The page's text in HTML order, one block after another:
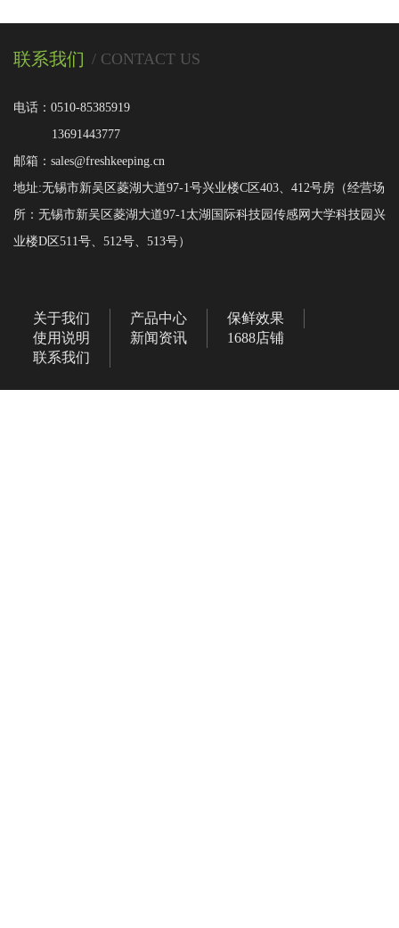
联系我们 / CONTACT US
电话：0510-85385919
13691443777
邮箱：sales@freshkeeping.cn
地址:无锡市新吴区菱湖大道97-1号兴业楼C区403、412号房（经营场
所：无锡市新吴区菱湖大道97-1太湖国际科技园传感网大学科技园兴
业楼D区511号、512号、513号）
关于我们 产品中心
保鲜效果
使用说明
新闻资讯
1688店铺
联系我们